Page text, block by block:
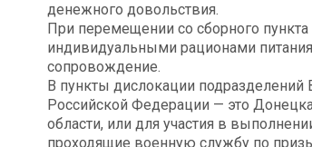
денежного довольствия.
При перемещении со сборного
индивидуальными рационами
сопровождение.
В пункты дислокации
Российской Федерации — это
области, или для участия в
проходящие военную службу по